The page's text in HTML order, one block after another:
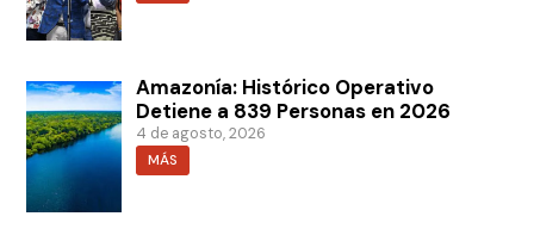
Amazonía: Histórico Operativo
Detiene a 839 Personas en 2026
4 de agosto, 2026
MÁS